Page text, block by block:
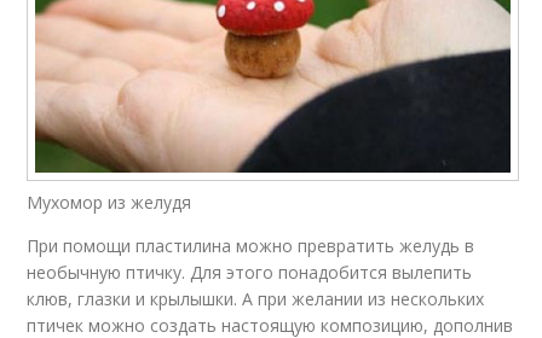
Мухомор из желудя
При помощи пластилина можно превратить желудь в
необычную птичку. Для этого понадобится вылепить
клюв, глазки и крылышки. А при желании из нескольких
птичек можно создать настоящую композицию, дополнив